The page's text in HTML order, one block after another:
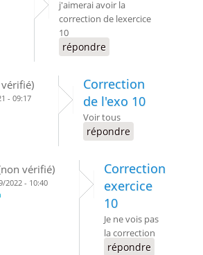
j'aimerai avoir la
correction de lexercice
10
répondre
- 09:17
Correction
de l'exo 10
Voir tous
répondre
vérifié)
2022 - 10:40
Correction
exercice
10
Je ne vois pas
la correction
répondre